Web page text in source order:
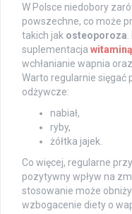
W Polsce niedobory
powszechne, co może
takich jak osteoporoza
suplementacja
wchłanianie wapnia
Warto regularnie sięgać
odżywcze:
nabiał,
ryby,
żółtka jajek.
Co więcej, regularne
pozytywny wpływ na
stosowanie może
wzbogacenie diety o